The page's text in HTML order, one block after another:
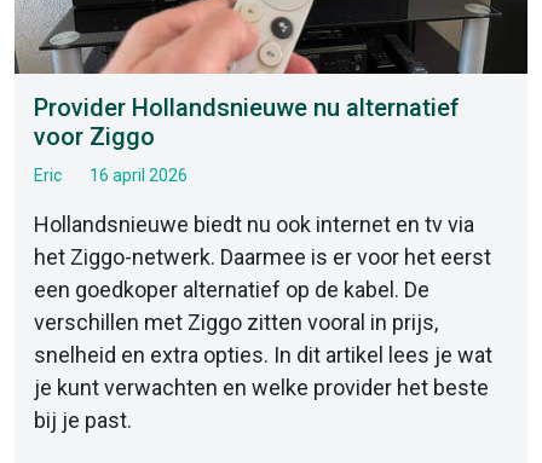
Provider Hollandsnieuwe nu alternatief
voor Ziggo
Eric 16 april 2026
Hollandsnieuwe biedt nu ook internet en tv via
het Ziggo-netwerk. Daarmee is er voor het eerst
een goedkoper alternatief op de kabel. De
verschillen met Ziggo zitten vooral in prijs,
snelheid en extra opties. In dit artikel lees je wat
je kunt verwachten en welke provider het beste
bij je past.